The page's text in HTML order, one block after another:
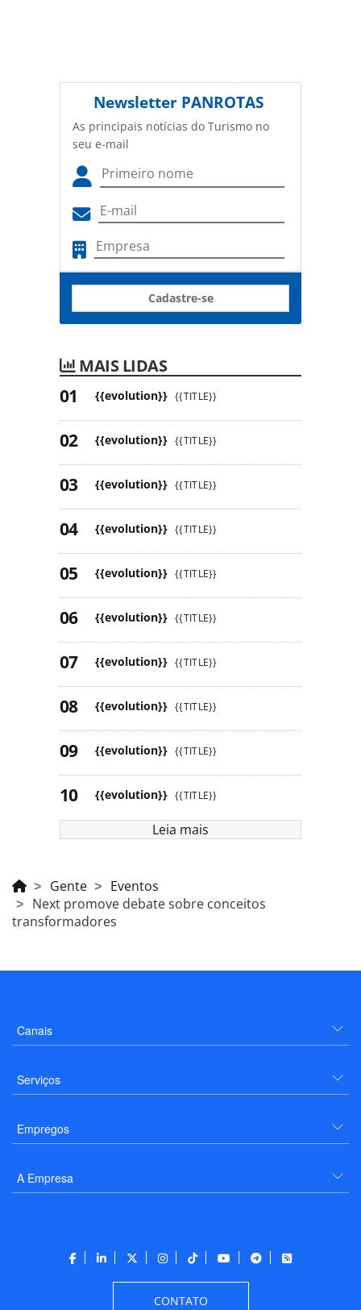
Newsletter PANROTAS
As principais notícias do Turismo no
seu e-mail
Cadastre-se
MAIS LIDAS
{{evolution}} {{TITLE}}
{{evolution}} {{TITLE}}
{{evolution}} {{TITLE}}
{{evolution}} {{TITLE}}
{{evolution}} {{TITLE}}
{{evolution}} {{TITLE}}
{{evolution}} {{TITLE}}
{{evolution}} {{TITLE}}
{{evolution}} {{TITLE}}
{{evolution}} {{TITLE}}
Leia mais
Gente
Eventos
Next promove debate sobre conceitos
transformadores
Canais
Serviços
Empregos
A Empresa
CONTATO